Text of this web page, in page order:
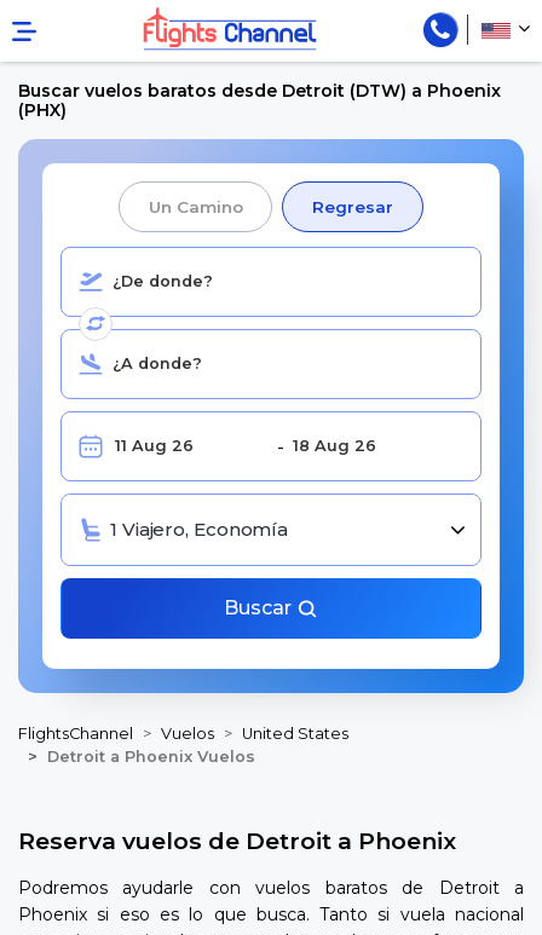
Buscar vuelos baratos desde Detroit (DTW) a Phoenix
(PHX)
Un Camino Regresar
1 Viajero, Economía
Buscar
FlightsChannel Vuelos
United States
Detroit a Phoenix Vuelos
Reserva vuelos de Detroit a Phoenix
Podremos ayudarle con vuelos baratos de Detroit a
Phoenix si eso es lo que busca. Tanto si vuela nacional